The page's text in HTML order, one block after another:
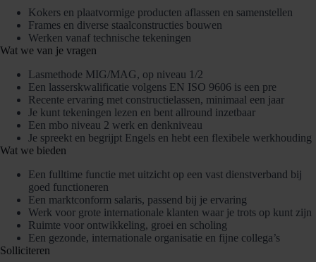
Kokers en plaatvormige producten aflassen en samenstellen
Frames en diverse staalconstructies bouwen
Werken vanaf technische tekeningen
Wat we van je vragen
Lasmethode MIG/MAG, op niveau 1/2
Een lasserskwalificatie volgens EN ISO 9606 is een pre
Recente ervaring met constructielassen, minimaal een jaar
Je kunt tekeningen lezen en bent allround inzetbaar
Een mbo niveau 2 werk en denkniveau
Je spreekt en begrijpt Engels en hebt een flexibele werkhouding
Wat we bieden
Een fulltime functie met uitzicht op een vast dienstverband bij
goed functioneren
Een marktconform salaris, passend bij je ervaring
Werk voor grote internationale klanten waar je trots op kunt zijn
Ruimte voor ontwikkeling, groei en scholing
Een gezonde, internationale organisatie en fijne collega’s
Solliciteren